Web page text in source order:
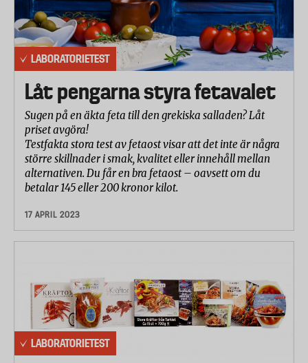
LABORATORIETEST
Låt pengarna styra fetavalet
Sugen på en äkta feta till den grekiska salladen? Låt
priset avgöra!
Testfakta stora test av fetaost visar att det inte är några
större skillnader i smak, kvalitet eller innehåll mellan
alternativen. Du får en bra fetaost – oavsett om du
betalar 145 eller 200 kronor kilot.
17 APRIL 2023
LABORATORIETEST